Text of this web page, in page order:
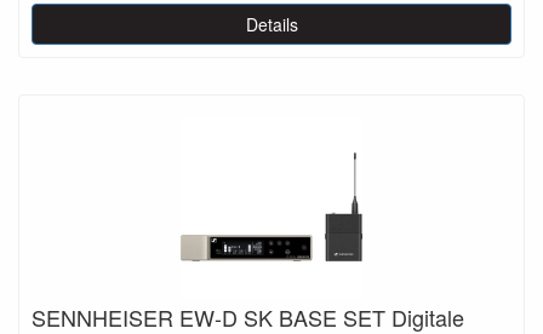
Details
SENNHEISER EW-D SK BASE SET Digitale